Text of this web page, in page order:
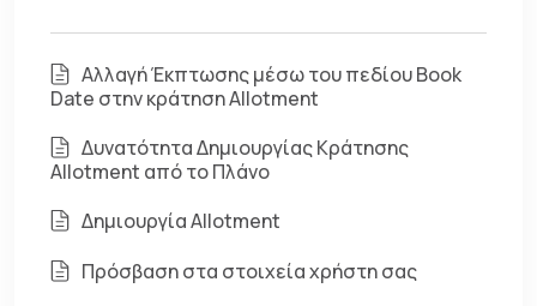
Αλλαγή Έκπτωσης μέσω του πεδίου Book
Date στην κράτηση Allotment
Δυνατότητα Δημιουργίας Κράτησης
Allotment από το Πλάνο
Δημιουργία Allotment
Πρόσβαση στα στοιχεία χρήστη σας